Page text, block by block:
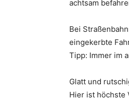
achtsam
Bei
eingekerbte
Tipp: Immer im
Glatt und
Hier ist höchste